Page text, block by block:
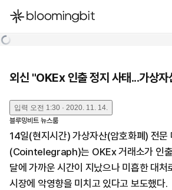
한국어
외신 "OKEx 인출 정지 사태...가상자
입력 오전 1:30 · 2020. 11. 14.
블루밍비트 뉴스룸
14일(현지시간) 가상자산(암호화폐) 전문
(Cointelegraph)는 OKEx 거래소가 인출
달에 가까운 시간이 지났으나 미흡한 대처
시장에 악영향을 미치고 있다고 보도했다.